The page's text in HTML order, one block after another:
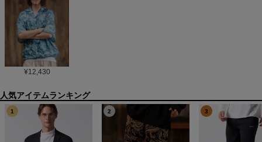
¥12,430
1 2 3